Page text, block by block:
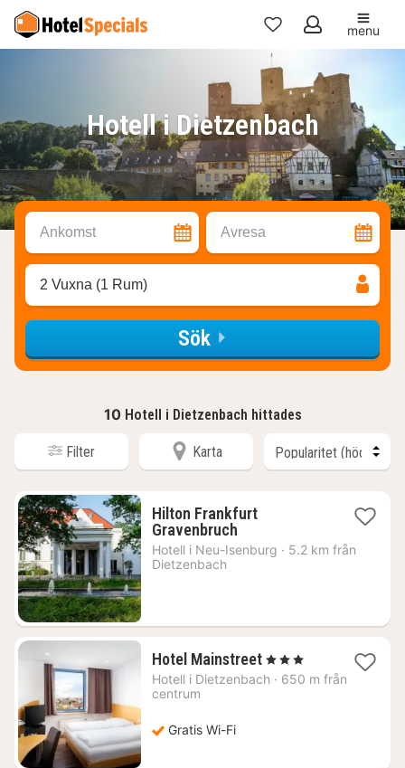
Mina
favoriter
menu
Hotell i Dietzenbach
Ankomst Avresa
2 Vuxna (1 Rum)
Sök
10 Hotell i Dietzenbach hittades
Filter Karta
Hilton Frankfurt
Gravenbruch1
natt
Hotell i Neu-Isenburg · 5.2 km från
Dietzenbach
Hotel Mainstreet1
natt
, 3 Stjärnor
Hotell i Dietzenbach · 650 m från
centrum
Gratis Wi-Fi